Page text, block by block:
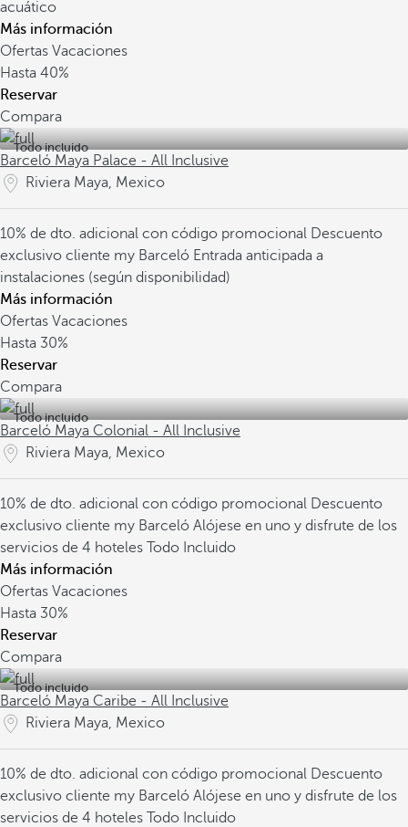
acuático
Más información
Ofertas Vacaciones
Hasta 40%
Reservar
Compara
Todo incluido
Barceló Maya Palace - All Inclusive
Riviera Maya, Mexico
10% de dto. adicional con código promocional Descuento
exclusivo cliente my Barceló Entrada anticipada a
instalaciones (según disponibilidad)
Más información
Ofertas Vacaciones
Hasta 30%
Reservar
Compara
Todo incluido
Barceló Maya Colonial - All Inclusive
Riviera Maya, Mexico
10% de dto. adicional con código promocional Descuento
exclusivo cliente my Barceló Alójese en uno y disfrute de los
servicios de 4 hoteles Todo Incluido
Más información
Ofertas Vacaciones
Hasta 30%
Reservar
Compara
Todo incluido
Barceló Maya Caribe - All Inclusive
Riviera Maya, Mexico
10% de dto. adicional con código promocional Descuento
exclusivo cliente my Barceló Alójese en uno y disfrute de los
servicios de 4 hoteles Todo Incluido